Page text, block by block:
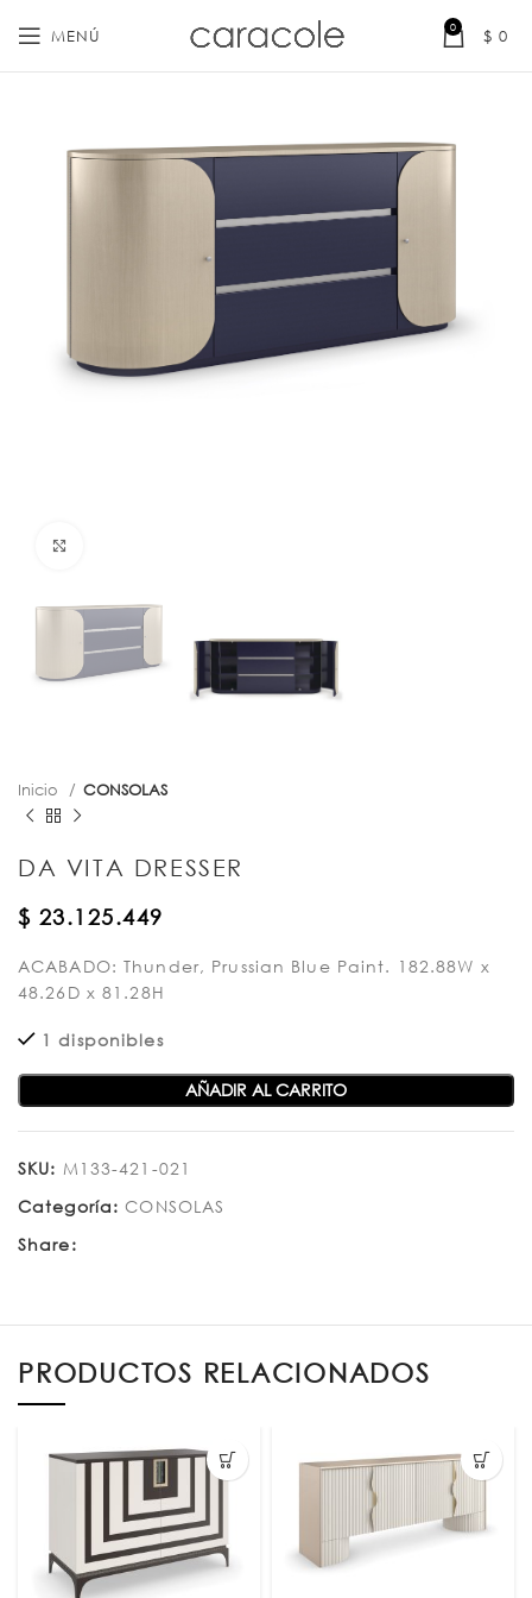
MENÚ 0 $ 0
Inicio CONSOLAS
DA VITA DRESSER
$ 23.125.449
ACABADO: Thunder, Prussian Blue Paint. 182.88W x
48.26D x 81.28H
1 disponibles
AÑADIR AL CARRITO
SKU: M133-421-021
Categoría: CONSOLAS
Share:
PRODUCTOS RELACIONADOS